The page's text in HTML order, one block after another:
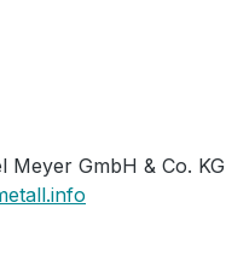
Meyer GmbH & Co. KG